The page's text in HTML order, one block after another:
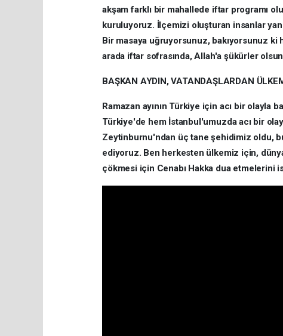
akşam farklı bir mahallede iftar programı
kuruluyoruz. İlçemizi oluşturan insanlar
Bir masaya uğruyorsunuz, bakıyorsunuz ki
arada iftar sofrasında, Allah'a şükürler
BAŞKAN AYDIN, VATANDAŞLARDAN
Ramazan ayının Türkiye için acı bir olayla
Türkiye'de hem İstanbul'umuzda acı bir
Zeytinburnu'ndan üç tane şehidimiz oldu,
ediyoruz. Ben herkesten ülkemiz için,
çökmesi için Cenabı Hakka dua etmelerini